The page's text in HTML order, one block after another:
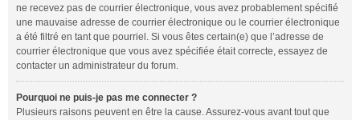
ne recevez pas de courrier électronique, vous avez probablement spécifié
une mauvaise adresse de courrier électronique ou le courrier électronique
a été filtré en tant que pourriel. Si vous êtes certain(e) que l’adresse de
courrier électronique que vous avez spécifiée était correcte, essayez de
contacter un administrateur du forum.
Pourquoi ne puis-je pas me connecter ?
Plusieurs raisons peuvent en être la cause. Assurez-vous avant tout que